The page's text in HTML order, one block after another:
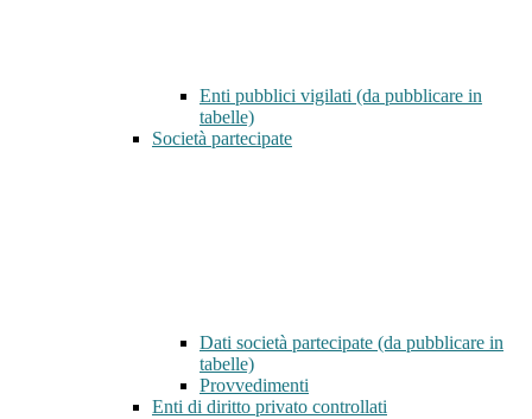
Enti pubblici vigilati (da pubblicare in
tabelle)
Società partecipate
Dati società partecipate (da pubblicare in
tabelle)
Provvedimenti
Enti di diritto privato controllati